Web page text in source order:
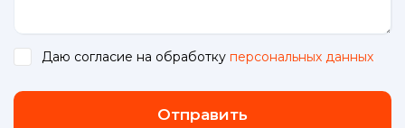
Даю согласие на обработку персональных данных
Отправить